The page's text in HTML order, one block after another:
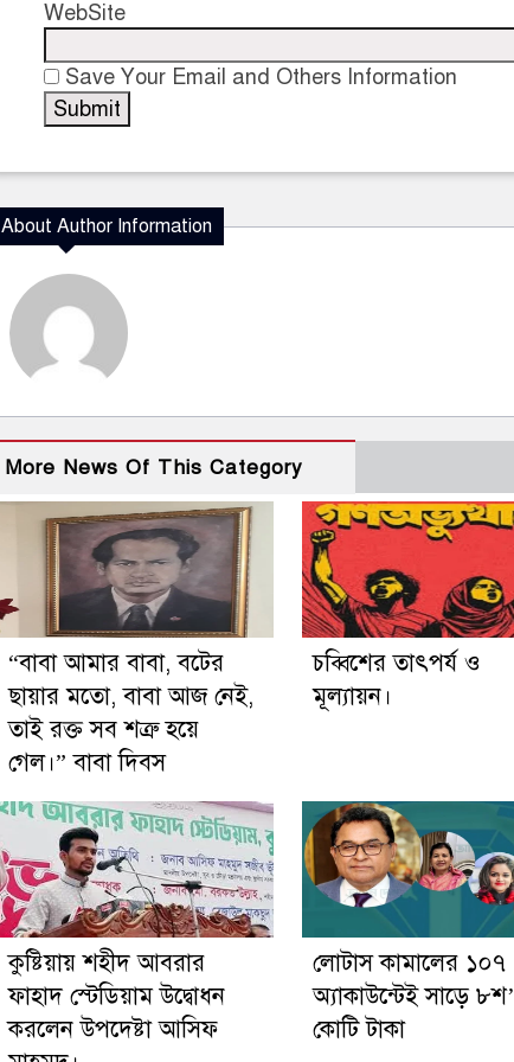
WebSite
Save Your Email and Others Information
About Author Information
More News Of This Category
“বাবা আমার বাবা, বটের
ছায়ার মতো, বাবা আজ নেই,
তাই রক্ত সব শত্রু হয়ে
গেল।” বাবা দিবস
চব্বিশের তাৎপর্য ও
মূল্যায়ন।
কুষ্টিয়ায় শহীদ আবরার
ফাহাদ স্টেডিয়াম উদ্বোধন
করলেন উপদেষ্টা আসিফ
লোটাস কামালের ১০৭
অ্যাকাউন্টেই সাড়ে ৮শ’
কোটি টাকা